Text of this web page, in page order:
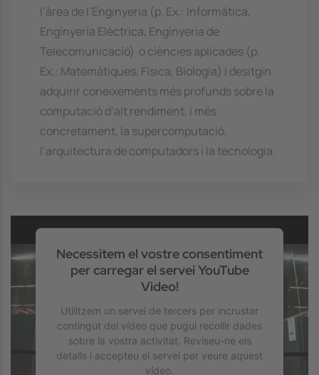
l’àrea de l’Enginyeria (p. Ex.: Informàtica,
Enginyeria Elèctrica, Enginyeria de
Telecomunicació) o ciències aplicades (p.
Ex.: Matemàtiques, Física, Biologia) i desitgin
adquirir coneixements més profunds sobre la
computació d’alt rendiment, i més
concretament, la supercomputació,
l’arquitectura de computadors i la tecnologia.
Necessitem el vostre consentiment
per carregar el servei YouTube
Video!
Utilitzem un servei de tercers per incrustar
contingut del vídeo que pugui recollir dades
sobre la vostra activitat. Reviseu-ne els
detalls i accepteu el servei per veure aquest
vídeo.